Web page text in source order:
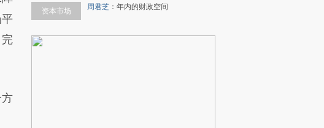
资本市场 周君芝 ： 年内的财政空间